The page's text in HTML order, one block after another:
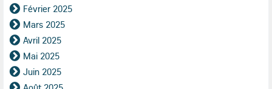
Février 2025
Mars 2025
Avril 2025
Mai 2025
Juin 2025